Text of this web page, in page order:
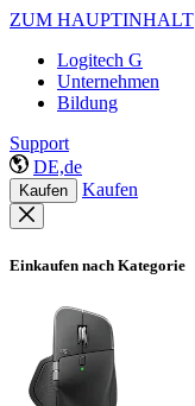
ZUM HAUPTINHALT
Logitech G
Unternehmen
Bildung
Support
DE,de
Kaufen Kaufen
Einkaufen nach Kategorie